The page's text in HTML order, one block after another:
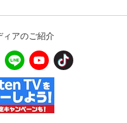
本人連絡先、パスワード 、クレ
ド情報の変更が可能です。
アのご紹介